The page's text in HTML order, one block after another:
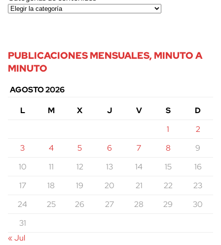
PUBLICACIONES MENSUALES, MINUTO A
MINUTO
AGOSTO 2026
L
M X J V S
D
1
2
3
4 5 6 7 8
9
10
11 12 13 14 15
16
17
18 19 20 21 22
23
24
25 26 27 28 29
30
31
« Jul